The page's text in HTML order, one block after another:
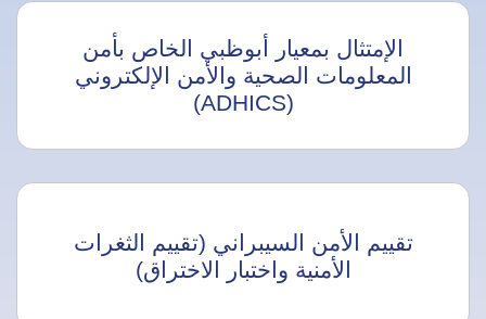
الإمتثال بمعيار أبوظبي الخاص بأمن
المعلومات الصحية والأمن الإلكتروني
(ADHICS)
تقييم الأمن السيبراني (تقييم الثغرات
الأمنية واختبار الاختراق)